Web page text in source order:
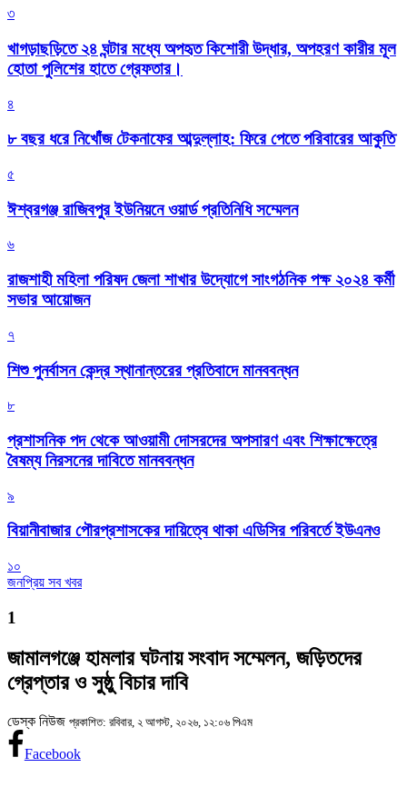
৩
খাগড়াছড়িতে ২৪ ঘন্টার মধ্যে অপহৃত কিশোরী উদ্ধার, অপহরণ কারীর মূল
হোতা পুলিশের হাতে গ্রেফতার।
৪
৮ বছর ধরে নিখোঁজ টেকনাফের আব্দুল্লাহ: ফিরে পেতে পরিবারের আকুতি
৫
ঈশ্বরগঞ্জ রাজিবপুর ইউনিয়নে ওয়ার্ড প্রতিনিধি সম্মেলন
৬
রাজশাহী মহিলা পরিষদ জেলা শাখার উদ্যোগে সাংগঠনিক পক্ষ ২০২৪ কর্মী
সভার আয়োজন
৭
শিশু পুনর্বাসন কেন্দ্র স্থানান্তরের প্রতিবাদে মানববন্ধন
৮
প্রশাসনিক পদ থেকে আওয়ামী দোসরদের অপসারণ এবং শিক্ষাক্ষেত্রে
বৈষম্য নিরসনের দাবিতে মানববন্ধন
৯
বিয়ানীবাজার পৌরপ্রশাসকের দায়িত্বে থাকা এডিসির পরিবর্তে ইউএনও
১০
জনপ্রিয় সব খবর
1
জামালগঞ্জে হামলার ঘটনায় সংবাদ সম্মেলন, জড়িতদের
গ্রেপ্তার ও সুষ্ঠু বিচার দাবি
ডেস্ক নিউজ প্রকাশিত: রবিবার, ২ আগস্ট, ২০২৬, ১২:০৬ পিএম
Facebook